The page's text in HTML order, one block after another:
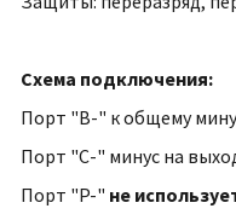
Схема подключения:
Порт "B-" к общему
Порт "С-" минус на
Порт "P-" не